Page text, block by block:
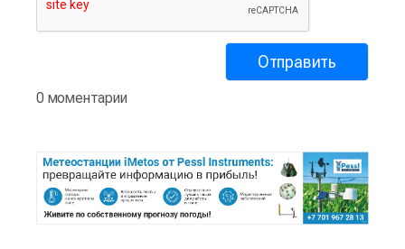
0 моментарии